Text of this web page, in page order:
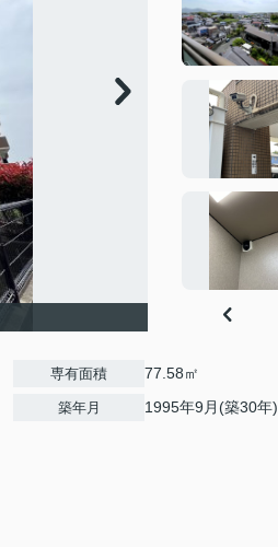
専有面積 77.58㎡
築年月 1995年9月(築30年)